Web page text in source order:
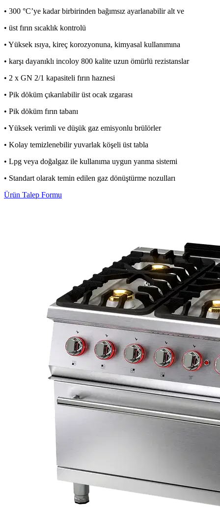
• 300 °C’ye kadar birbirinden bağımsız ayarlanabilir alt ve
• üst fırın sıcaklık kontrolü
• Yüksek ısıya, kireç korozyonuna, kimyasal kullanımına
• karşı dayanıklı incoloy 800 kalite uzun ömürlü rezistanslar
• 2 x GN 2/1 kapasiteli fırın haznesi
• Pik döküm çıkarılabilir üst ocak ızgarası
• Pik döküm fırın tabanı
• Yüksek verimli ve düşük gaz emisyonlu brülörler
• Kolay temizlenebilir yuvarlak köşeli üst tabla
• Lpg veya doğalgaz ile kullanıma uygun yanma sistemi
• Standart olarak temin edilen gaz dönüştürme nozulları
Ürün Talep Formu